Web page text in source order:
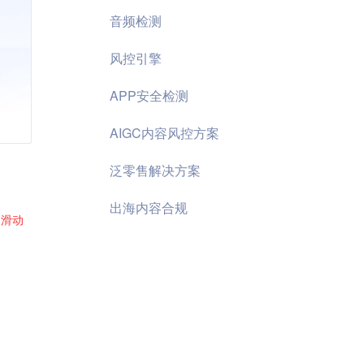
控
滑动
音频检测
风控引擎
APP安全检测
AIGC内容风控方案
泛零售解决方案
出海内容合规